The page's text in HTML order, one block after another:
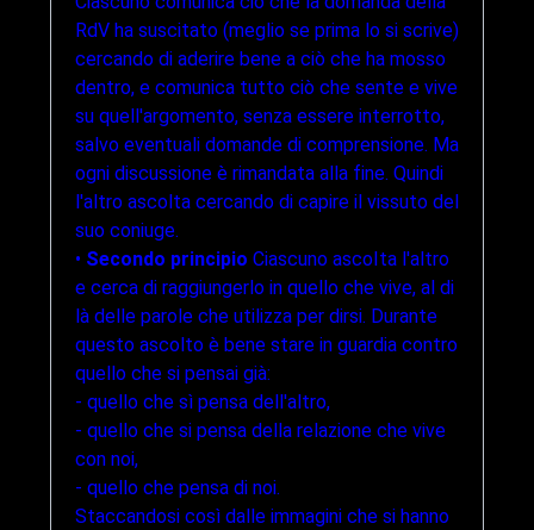
RdV ha suscitato (meglio se prima lo si scrive)
cercando di aderire bene a ciò che ha mosso
dentro, e comunica tutto ciò che sente e vive
su quell'argomento, senza essere interrotto,
salvo eventuali domande di comprensione. Ma
ogni discussione è rimandata alla fine. Quindi
l'altro ascolta cercando di capire il vissuto del
suo coniuge.
• Secondo principio Ciascuno ascoIta l'altro
e cerca di raggiungerlo in quello che vive, al di
là delle parole che utilizza per dirsi. Durante
questo ascolto è bene stare in guardia contro
quello che si pensai già:
- quello che sì pensa dell'altro,
- quello che si pensa della relazione che vive
con noi,
- quello che pensa di noi.
Staccandosi così dalle immagini che si hanno